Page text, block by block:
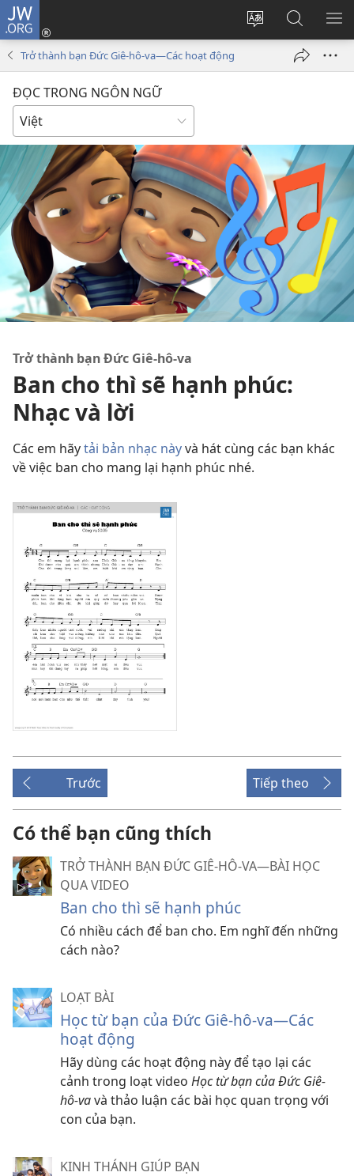
JW.ORG
Thay
Đăng
nhập
Tìm
kiếm
JW.ORG
Trở thành bạn Đức Giê-hô-va—Các hoạt động
ĐỌC TRONG NGÔN NGỮ
Trở thành bạn Đức Giê-hô-va
Ban cho thì sẽ hạnh phúc:
Nhạc và lời
Các em hãytải bản nhạc nàyvà hát cùng các bạn khác
về việc ban cho mang lại hạnh phúc nhé.
Trước Tiếp theo
Có thể bạn cũng thích
TRỞ THÀNH BẠN ĐỨC GIÊ-HÔ-VA​—BÀI HỌC
QUA VIDEO
Ban cho thì sẽ hạnh phúc
Có nhiều cách để ban cho. Em nghĩ đến những
cách nào?
LOẠT BÀI
Học từ bạn của Đức Giê-hô-va​—Các
hoạt động
Hãy dùng các hoạt động này để tạo lại các
cảnh trong loạt video Học từ bạn của Đức Giê-
hô-vavà thảo luận các bài học quan trọng với
con của bạn.
KINH THÁNH GIÚP BẠN